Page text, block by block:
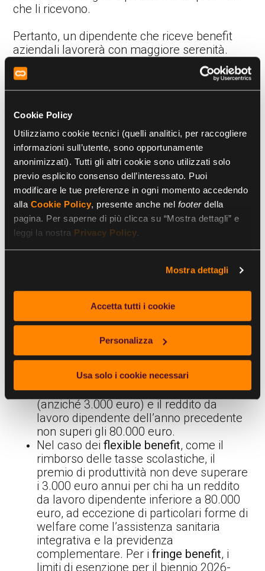
Cookie Policy
Utilizziamo cookie tecnici (quelli analitici, per raccogliere
informazioni sull’utente, sono opportunamente
anonimizzati). Tutti gli altri cookie sono utilizzati solo
previo esplicito consenso dell’interessato. Puoi
modificare le tue preferenze in ogni momento accedendo
alla Cookie Policy, presente anche nel footerdella
pagina. Per saperne di più clicca su “Mostra dettagli” e
leggi la nostra Privacy Policy.
Mostra dettagli
Accetta tutti i cookie
Personalizza
Usa solo i cookie necessari
che li ricevono.
Pertanto, un dipendente che riceve benefit
aziendali lavorerà con maggiore serenità.
Questo si traduce in tre vantaggi principali:
miglioramento dell’equilibrio vita privata-
tempo alla famiglia, alle attività ricreative
e alla vita personale in generale;
aumento del potere d’acquisto
ricevendo, ad esempio, buoni spesa,
buoni pasto, rimborsi delle spese di
trasporto. In questo modo, infatti, il
lavoratore otterrà un notevole risparmio
su alcune spese fisse mensili;
riduzione dello stress.
dipendenti è potenzialmente soggetto alimiti
sono i seguenti:
Se il dipendente decide di ricevere i
premi risultatoin busta paga la
tassazione del premio di risultato
applicabile per il biennio 2026-2027 è del
invece che del 10%, purché il premio
non ecceda i 5.000 euro lordi annui
(anziché 3.000 euro) e il reddito da
lavoro dipendente dell’anno precedente
non superi gli 80.000 euro.
Nel caso deiflexible benefit, come il
rimborso delle tasse scolastiche, il
premio di produttività non deve superare
i 3.000 euro annui per chi ha un reddito
da lavoro dipendente inferiore a 80.000
euro, ad eccezione di particolari forme di
welfare come l’assistenza sanitaria
integrativa e la previdenza
complementare. Per ifringe benefit, i
limiti di esenzione per il biennio 2026-